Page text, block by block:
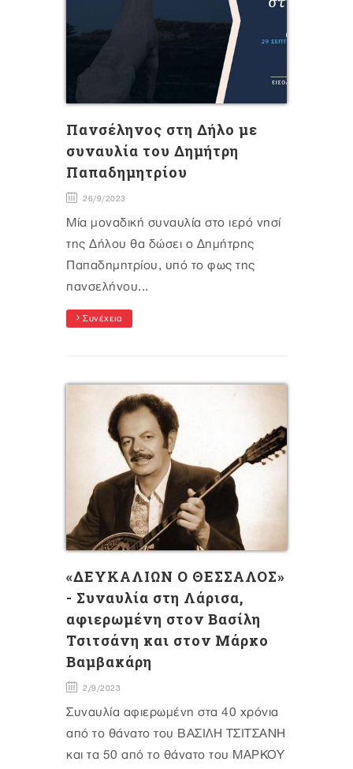
Πανσέληνος στη Δήλο με
συναυλία του Δημήτρη
Παπαδημητρίου
26/9/2023
Μία μοναδική συναυλία στο ιερό νησί
της Δήλου θα δώσει ο Δημήτρης
Παπαδημητρίου, υπό το φως της
πανσελήνου...
Συνέχεια
«ΔΕΥΚΑΛΙΩΝ Ο ΘΕΣΣΑΛΟΣ»
- Συναυλία στη Λάρισα,
αφιερωμένη στον Βασίλη
Τσιτσάνη και στον Μάρκο
Βαμβακάρη
2/9/2023
Συναυλία αφιερωμένη στα 40 χρόνια
από το θάνατο του ΒΑΣΙΛΗ ΤΣΙΤΣΑΝΗ
και τα 50 από το θάνατο του ΜΑΡΚΟΥ